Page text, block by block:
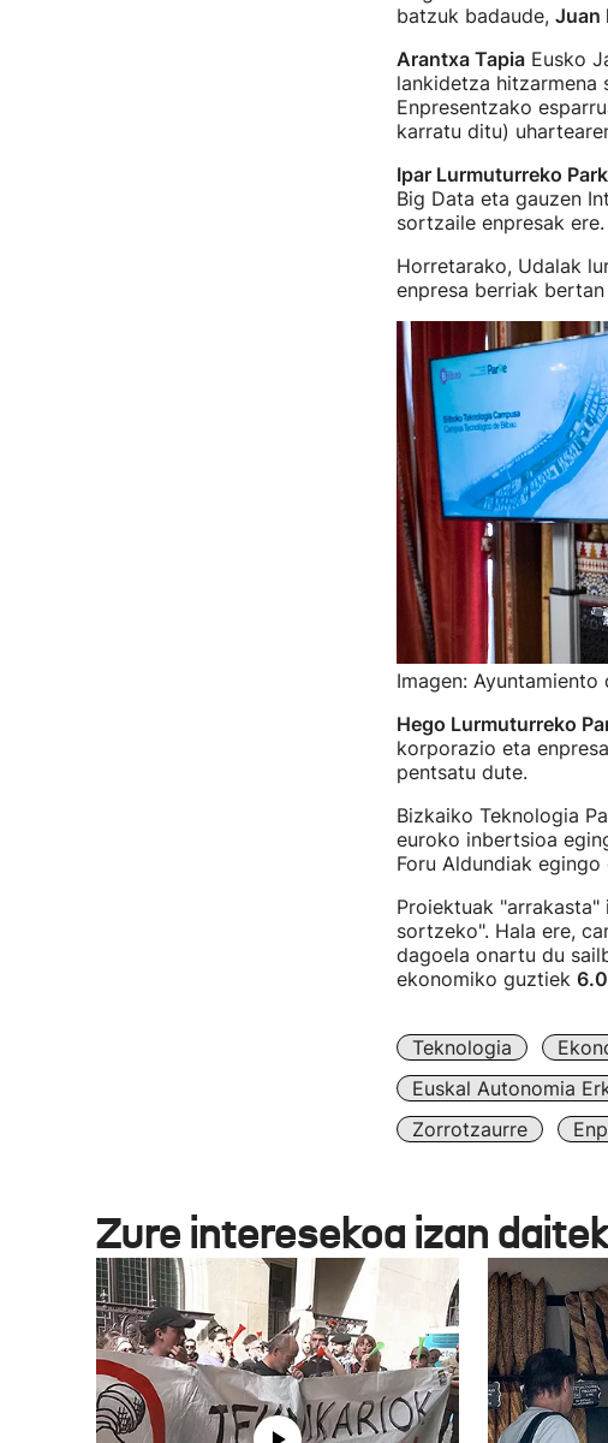
batzuk badaude, Juan
Arantxa TapiaEusko
lankidetza hitzarmena
Enpresentzako
karratu ditu)
Ipar Lurmuturreko
Big Data eta gauzen
sortzaile enpresak ere.
Horretarako, Udalak
enpresa berriak
Imagen: Ayuntamiento
Hego Lurmuturreko
korporazio eta
pentsatu dute.
Bizkaiko Teknologia
euroko inbertsioa
Foru Aldundiak
Proiektuak "arrakasta"
sortzeko". Hala ere,
dagoela onartu du
ekonomiko guztiek
Teknologia
Euskal Autonomia
Zorrotzaurre
Zure interesekoa izan